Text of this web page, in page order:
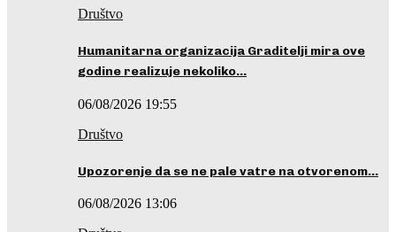
Društvo
Humanitarna organizacija Graditelji mira ove
godine realizuje nekoliko…
06/08/2026 19:55
Društvo
Upozorenje da se ne pale vatre na otvorenom…
06/08/2026 13:06